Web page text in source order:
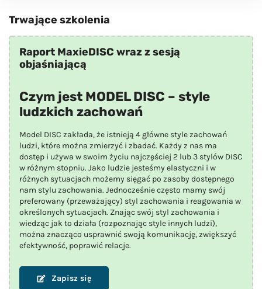
Trwające szkolenia
Raport MaxieDISC wraz z sesją
objaśniającą
Czym jest MODEL DISC – style
ludzkich zachowań
Model DISC zakłada, że istnieją 4 główne style zachowań
ludzi, które można zmierzyć i zbadać. Każdy z nas ma
dostęp i używa w swoim życiu najczęściej 2 lub 3 stylów DISC
w różnym stopniu. Jako ludzie jesteśmy elastyczni i w
różnych sytuacjach możemy sięgać po zasoby dostępnego
nam stylu zachowania. Jednocześnie często mamy swój
preferowany (przeważający) styl zachowania i reagowania w
określonych sytuacjach. Znając swój styl zachowania i
wiedząc jak to działa (rozpoznając style innych ludzi),
można znacząco usprawnić swoją komunikację, zwiększyć
efektywność, poprawić relacje.
Zapisz się